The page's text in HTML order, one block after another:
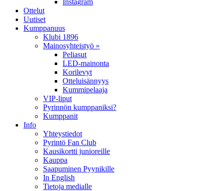
Instagram
Ottelut
Uutiset
Kumppanuus
Klubi 1896
Mainosyhteistyö »
Peliasut
LED-mainonta
Korilevyt
Otteluisännyys
Kummipelaaja
VIP-liput
Pyrinnön kumppaniksi?
Kumppanit
Info
Yhteystiedot
Pyrintö Fan Club
Kausikortti junioreille
Kauppa
Saapuminen Pyynikille
In English
Tietoja medialle